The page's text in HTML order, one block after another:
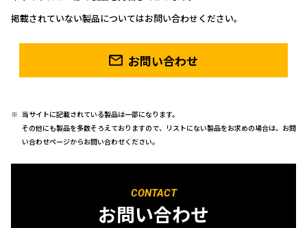
掲載されていない製品についてはお問い合わせください。
お問い合わせ
当サイトに記載されている製品は一部になります。
その他にも製品を多数そろえておりますので、リストにない製品をお求めの場合は、お問
い合わせページからお問い合わせください。
CONTACT
お問い合わせ